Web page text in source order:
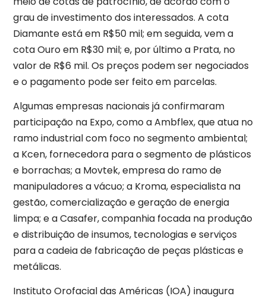
grau de investimento dos interessados. A cota
Diamante está em R$50 mil; em seguida, vem a
cota Ouro em R$30 mil; e, por último a Prata, no
valor de R$6 mil. Os preços podem ser negociados
e o pagamento pode ser feito em parcelas.
Algumas empresas nacionais já confirmaram
participação na Expo, como a Ambflex, que atua no
ramo industrial com foco no segmento ambiental;
a Kcen, fornecedora para o segmento de plásticos
e borrachas; a Movtek, empresa do ramo de
manipuladores a vácuo; a Kroma, especialista na
gestão, comercialização e geração de energia
limpa; e a Casafer, companhia focada na produção
e distribuição de insumos, tecnologias e serviços
para a cadeia de fabricação de peças plásticas e
metálicas.
Instituto Orofacial das Américas (IOA) inaugura